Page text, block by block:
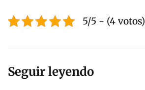
5/5 - (4 votos)
Seguir leyendo